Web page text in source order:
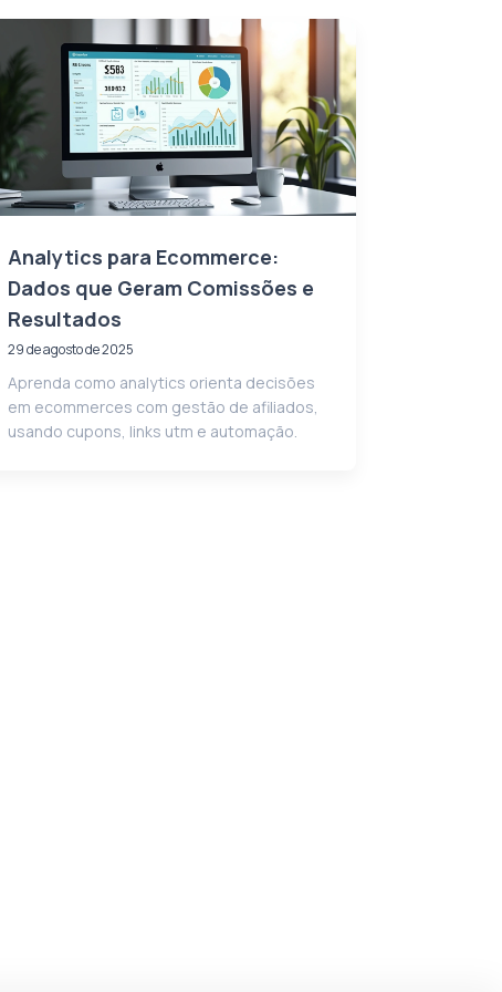
Analytics para Ecommerce:
Dados que Geram Comissões e
Resultados
29 de agosto de 2025
Aprenda como analytics orienta decisões
em ecommerces com gestão de afiliados,
usando cupons, links utm e automação.